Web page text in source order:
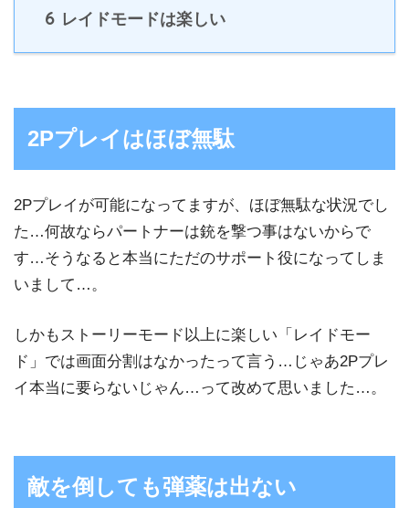
6 レイドモードは楽しい
2Pプレイはほぼ無駄
2Pプレイが可能になってますが、ほぼ無駄な状況でし
た…何故ならパートナーは銃を撃つ事はないからで
す…そうなると本当にただのサポート役になってしま
いまして…。
しかもストーリーモード以上に楽しい「レイドモー
ド」では画面分割はなかったって言う…じゃあ2Pプレ
イ本当に要らないじゃん…って改めて思いました…。
敵を倒しても弾薬は出ない